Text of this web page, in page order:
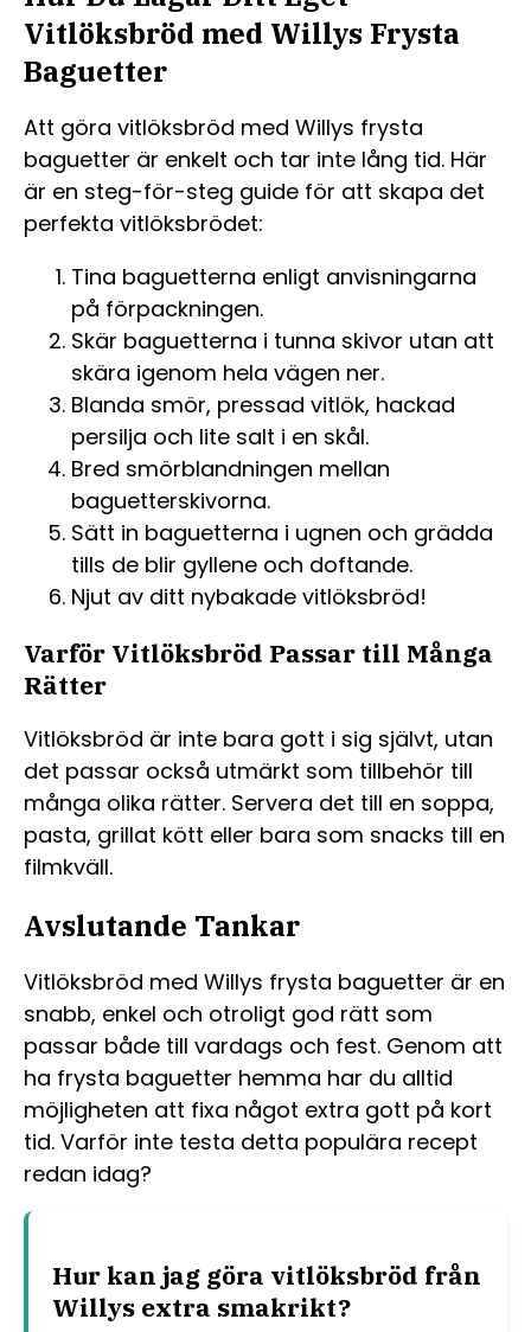
Vitlöksbröd med Willys Frysta
Baguetter
Att göra vitlöksbröd med Willys frysta
baguetter är enkelt och tar inte lång tid. Här
är en steg-för-steg guide för att skapa det
perfekta vitlöksbrödet:
Tina baguetterna enligt anvisningarna
på förpackningen.
Skär baguetterna i tunna skivor utan att
skära igenom hela vägen ner.
Blanda smör, pressad vitlök, hackad
persilja och lite salt i en skål.
Bred smörblandningen mellan
baguetterskivorna.
Sätt in baguetterna i ugnen och grädda
tills de blir gyllene och doftande.
Njut av ditt nybakade vitlöksbröd!
Varför Vitlöksbröd Passar till Många
Rätter
Vitlöksbröd är inte bara gott i sig självt, utan
det passar också utmärkt som tillbehör till
många olika rätter. Servera det till en soppa,
pasta, grillat kött eller bara som snacks till en
filmkväll.
Avslutande Tankar
Vitlöksbröd med Willys frysta baguetter är en
snabb, enkel och otroligt god rätt som
passar både till vardags och fest. Genom att
ha frysta baguetter hemma har du alltid
möjligheten att fixa något extra gott på kort
tid. Varför inte testa detta populära recept
redan idag?
Hur kan jag göra vitlöksbröd från
Willys extra smakrikt?